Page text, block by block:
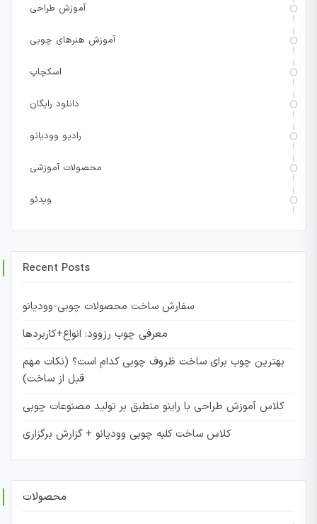
آموزش طراحی
آموزش هنرهای چوبی
اسکچاپ
دانلود رایگان
رادیو وودیانو
محصولات آموزشی
ویدئو
Recent Posts
سفارش ساخت محصولات چوبی-وودیانو
معرفی چوب رزوود: انواع+کاربردها
بهترین چوب برای ساخت ظروف چوبی کدام است؟ (نکات مهم
قبل از ساخت)
کلاس آموزش طراحی با راینو منطبق بر تولید مصنوعات چوبی
کلاس ساخت کلبه چوبی وودیانو + گزارش برگزاری
محصولات